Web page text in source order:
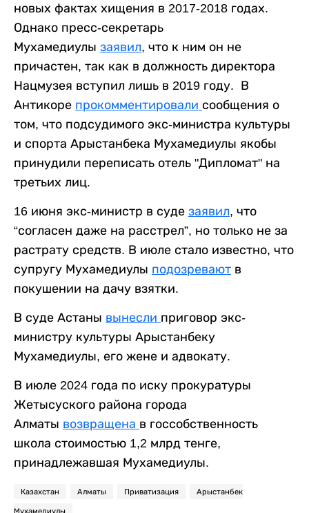
новых фактах хищения в 2017-2018 годах.
Однако пресс-секретарь
Мухамедиулы заявил, что к ним он не
причастен, так как в должность директора
Нацмузея вступил лишь в 2019 году. В
Антикоре прокомментировали сообщения о
том, что подсудимого экс-министра культуры
и спорта Арыстанбека Мухамедиулы якобы
принудили переписать отель "Дипломат" на
третьих лиц.
16 июня экс-министр в суде заявил, что
“согласен даже на расстрел”, но только не за
растрату средств. В июле стало известно, что
супругу Мухамедиулы подозревают в
покушении на дачу взятки.
В суде Астаны вынесли приговор экс-
министру культуры Арыстанбеку
Мухамедиулы, его жене и адвокату.
В июле 2024 года по иску прокуратуры
Жетысуского района города
Алматы возвращена в госсобственность
школа стоимостью 1,2 млрд тенге,
принадлежавшая Мухамедиулы.
Казахстан Алматы Приватизация Арыстанбек
Мухамедиулы